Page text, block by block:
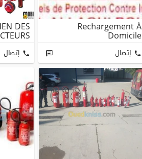
Rechargement À
Domicile
إتصال
DES
إتصال